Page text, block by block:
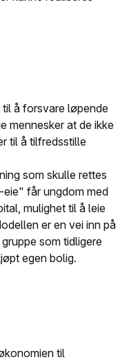
å forsvare løpende
mennesker at de ikke
til å tilfredsstille
som skulle rettes
får ungdom med
mulighet til å leie
er en vei inn på
som tidligere
egen bolig.
til